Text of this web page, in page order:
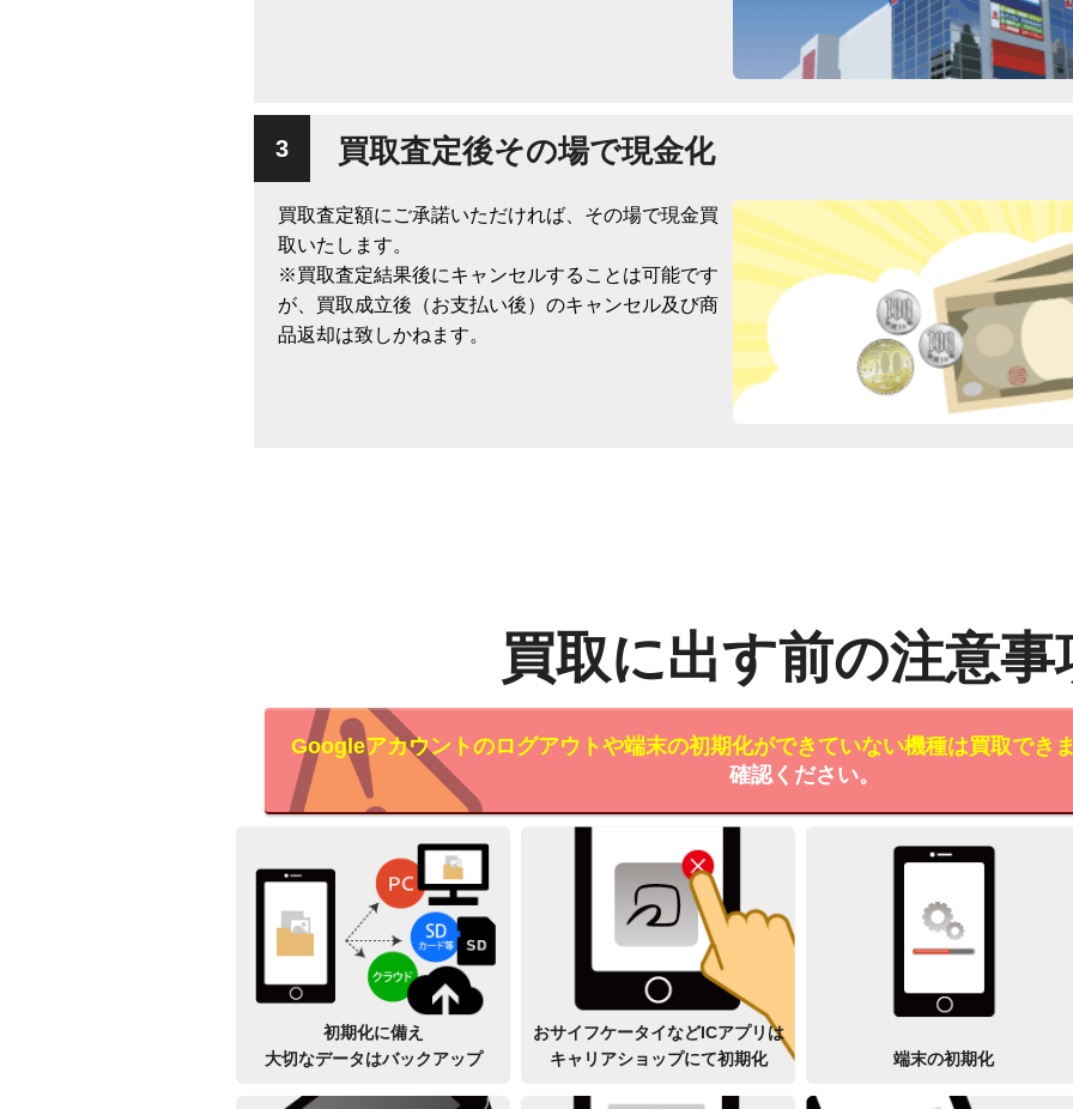
買取査定後その場で現金化
買取査定額にご承諾いただければ、その場で現金買
取いたします。
※買取査定結果後にキャンセルすることは可能です
が、買取成立後（お支払い後）のキャンセル及び商
品返却は致しかねます。
買取に出す前の注意事
Googleアカウントのログアウトや端末の初期化ができていない機種は買取でき
確認ください。
初期化に備え
大切なデータはバックアップ
おサイフケータイなどICアプリは
キャリアショップにて初期化
端末の初期化